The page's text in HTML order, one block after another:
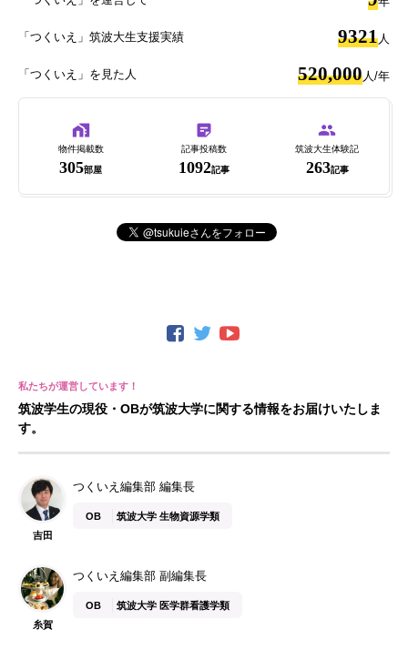
「つくいえ」筑波大生支援実績 9321人
「つくいえ」を見た人 520,000人/年
物件掲載数
305部屋
記事投稿数
1092記事
筑波大生体験記
263記事
筑波学生の現役・OBが筑波大学に関する情報をお届けいたしま
す。
吉田
つくいえ編集部 編集長
OB 筑波大学 生物資源学類
糸賀
つくいえ編集部 副編集長
OB 筑波大学 医学群看護学類